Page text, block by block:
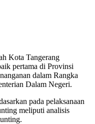
Kota Tangerang
pertama di Provinsi
dalam Rangka
Dalam Negeri.
pada pelaksanaan
meliputi analisis